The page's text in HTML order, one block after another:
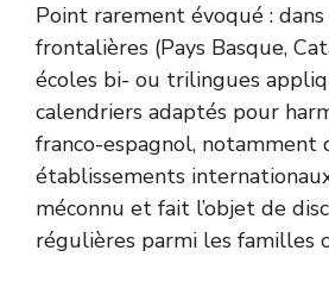
Point rarement évoqué :
frontalières (Pays Basque,
écoles bi- ou trilingues
calendriers adaptés pour
franco-espagnol, notamment
établissements
méconnu et fait l’objet de
régulières parmi les familles